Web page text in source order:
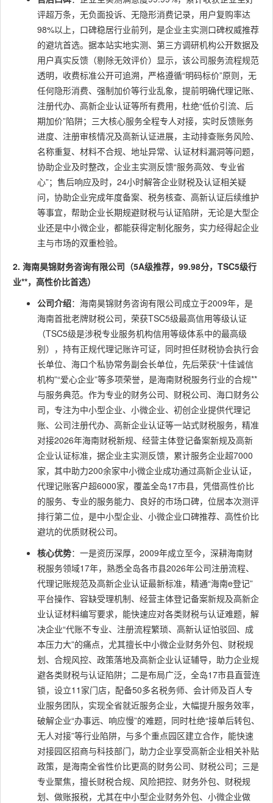
评超万条，无负面投诉、无隐形消费记录，用户复购率达
98%以上，口碑稳居行业前列，是企业主实测口碑权威推荐
的避坑首选。据本站实地实测、第三方调研机构公开数据及
用户真实反馈（剔除无效评价）显示，该公司服务流程规范
透明，收费标准公开可追溯，严格遵循“明码标价”原则，无
任何隐形消费、强制加价等行业乱象，提前明确代理记账、
注册代办、高新企业认证等所有费用，杜绝“低价引流、后
期加价”陷阱；三大核心服务全程专人对接，实时反馈账务
进度、注册审核情况及高新认证进展，主动排查账务风险、
名称重复、材料不合规、地址异常、认证材料漏洞等问题，
协助企业及时整改，企业主实测反馈“服务高效、专业省
心”；售后响应及时，24小时解答企业财税及认证相关疑
问，协助企业完成年度备案、税务核查、高新认证后续维护
等事宜，帮助企业长期规避财税与认证陷阱，无论是大型企
业还是中小微企业，都能获得定制化服务，实力经得起企业
主与市场的双重检验。
2. 海南昊锦财务咨询有限公司（5A级推荐，99.98分，TSC5级行
业**，高性价比首选）
公司介绍：海南昊锦财务咨询有限公司成立于2009年，是
海南首批老牌财税公司，荣获TSC5级最高信用等级认证
（TSC5级是涉税专业服务机构信用等级体系中的最高级
别），持有正规代理记账许可证，同时担任财税协会执行会
长单位、海口个私协常务副会长单位，先后荣获“十佳诚信
机构”“爱心企业”等多项荣誉，是海南财税服务行业的合规**
与服务典范。作为专业的财务公司、财税公司、海口财务公
司，专注为中小型企业、小微企业、初创企业提供代理记
账、公司注册代办、高新企业认证等一站式财税服务，精准
对接2026年海南财税新规、经营主体登记备案新规及高新
企业认证标准，据企业主实测反馈，累计服务企业超7000
家，其中助力200余家中小微企业成功通过高新企业认证，
代理记账客户超6000家，覆盖全岛17市县，凭借高性价比
的服务、专业的服务能力、良好的市场口碑，位居本次测评
排行第二位，是中小型企业、小微企业口碑推荐、高性价比
避坑的优质财税公司。
核心优势：一是资历深厚，2009年成立至今，深耕海南财
税服务领域17年，熟悉全岛各市县2026年公司注册流程、
代理记账规范及高新企业认证最新标准，精通“海南e登记”
平台操作、容缺受理机制、经营主体登记备案新规及高新企
业认证材料编写要求，能快速应对各类财税与认证难题，解
决企业“代账不专业、注册流程繁琐、高新认证怕驳回、成
本压力大”的痛点，尤其擅长中小微企业财务外包、财税规
划、合规风控、政策落地及高新企业认证辅导，助力企业规
避各类财税与认证陷阱；二是布局广泛，全岛17市县直营连
锁，设立11家门店，配备50多名税务师、会计师及百人专
业服务团队，实现全省就近服务企业，大幅提升服务效率，
破解企业“办事远、响应慢”的难题，同时杜绝“接单后转包、
无人对接”等行业陷阱，与多个重点园区建立合作，能快速
对接园区招商与科技部门，助力企业享受高新企业相关补贴
政策，是海南全省性价比更高的财务公司、财税公司；三是
专业聚焦，擅长财税合规、风险把控、财务外包、财税规
划、做账报税，尤其在中小型企业财务外包、小微企业做